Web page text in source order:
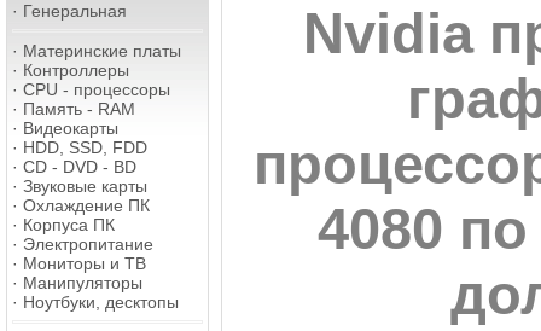
· Генеральная
· Материнские платы
· Контроллеры
· CPU - процессоры
· Память - RAM
· Видеокарты
· HDD, SSD, FDD
· CD - DVD - BD
· Звуковые карты
· Охлаждение ПК
· Корпуса ПК
· Электропитание
· Мониторы и ТВ
· Манипуляторы
· Ноутбуки, десктопы
Nvidia
4080